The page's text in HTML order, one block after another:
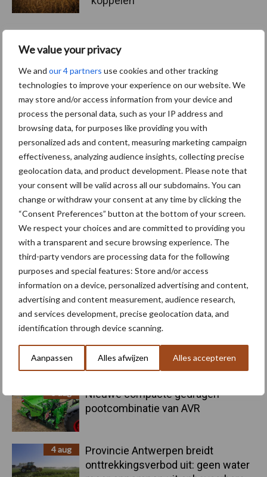
We value your privacy
We and our 4 partners use cookies and other tracking
technologies to improve your experience on our website. We
may store and/or access information from your device and
process the personal data, such as your IP address and
browsing data, for purposes like providing you with
personalized ads and content, measuring marketing campaign
effectiveness, analyzing audience insights, collecting precise
geolocation data, and product development. Please note that
your consent will be valid across all our subdomains. You can
change or withdraw your consent at any time by clicking the
“Consent Preferences” button at the bottom of your screen.
We respect your choices and are committed to providing you
with a transparent and secure browsing experience. The
third-party vendors are processing data for the following
purposes and special features: Store and/or access
information on a device, personalized advertising and content,
advertising and content measurement, audience research,
and services development, precise geolocation data, and
identification through device scanning.
Aanpassen Alles afwijzen Alles accepteren
Primaire
Sidebar
Recent nieuws Partner nieuws
Nieuwe compacte gedragen
pootcombinatie van AVR
4 aug
Provincie Antwerpen breidt
onttrekkingsverbod uit: geen water
Meer lezen over:
Maak uw keuze
Machines Duurzaamheid
Toon meer